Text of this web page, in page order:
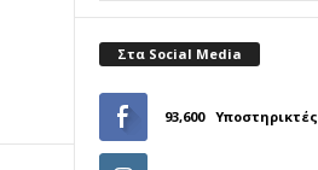
Στα Social Media
93,600 Υποστηρικτές